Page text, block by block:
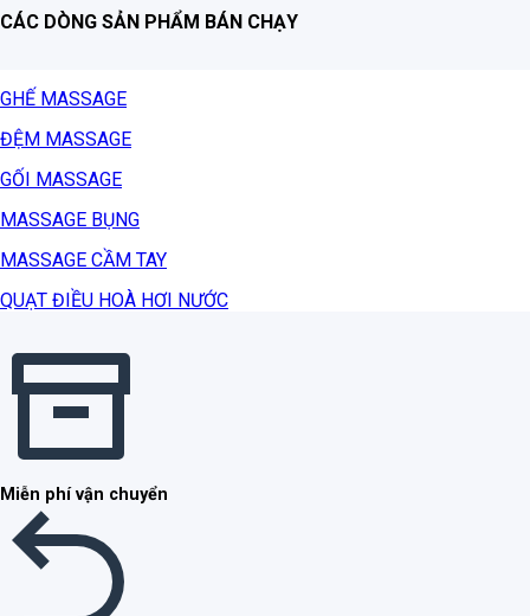
CÁC DÒNG SẢN PHẨM BÁN CHẠY
GHẾ MASSAGE
ĐỆM MASSAGE
GỐI MASSAGE
MASSAGE BỤNG
MASSAGE CẦM TAY
QUẠT ĐIỀU HOÀ HƠI NƯỚC
Miễn phí vận chuyển